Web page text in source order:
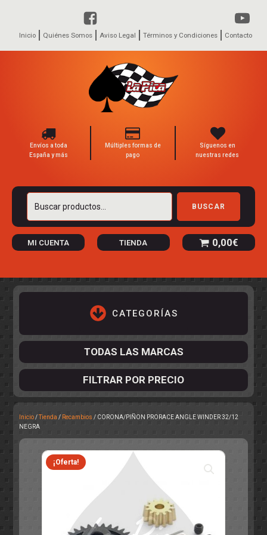
Inicio Quiénes Somos Aviso Legal Términos y Condiciones Contacto
Envíos a toda
España y más
Múltiples formas de
pago
Síguenos en
nuestras redes
Buscar
BUSCAR
MI CUENTA TIENDA 0,00€
CATEGORÍAS
RALLY
TODAS LAS MARCAS
FILTRAR POR PRECIO
Inicio/Tienda / Recambios / CORONA/PIÑON PRORACE ANGLE WINDER 32/12
NEGRA
¡Oferta!